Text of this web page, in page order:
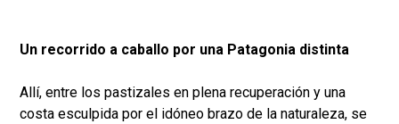
Un recorrido a caballo por una Patagonia distinta
Allí, entre los pastizales en plena recuperación y una
costa esculpida por el idóneo brazo de la naturaleza, se